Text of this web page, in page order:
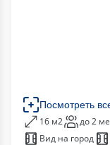
Посмотреть
16 м2 до 2
Вид на город